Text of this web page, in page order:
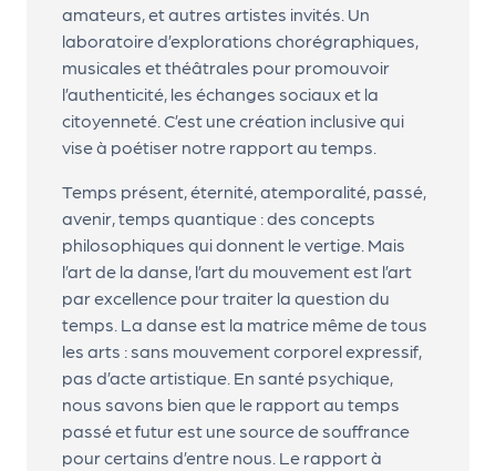
amateurs, et autres artistes invités. Un
laboratoire d’explorations chorégraphiques,
musicales et théâtrales pour promouvoir
l’authenticité, les échanges sociaux et la
citoyenneté. C’est une création inclusive qui
vise à poétiser notre rapport au temps.
Temps présent, éternité, atemporalité, passé,
avenir, temps quantique : des concepts
philosophiques qui donnent le vertige. Mais
l’art de la danse, l’art du mouvement est l’art
par excellence pour traiter la question du
temps. La danse est la matrice même de tous
les arts : sans mouvement corporel expressif,
pas d’acte artistique. En santé psychique,
nous savons bien que le rapport au temps
passé et futur est une source de souffrance
pour certains d’entre nous. Le rapport à
P
r
o
p
o
s
e
r
u